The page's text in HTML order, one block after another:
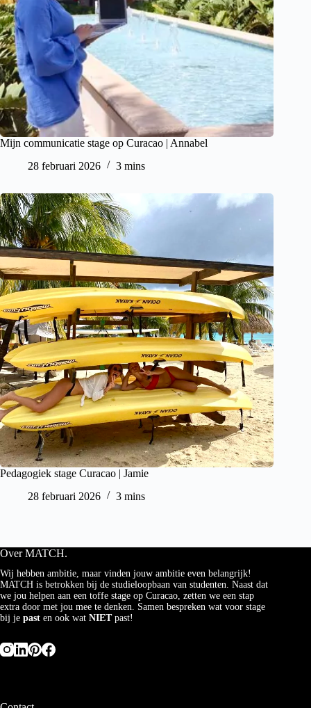
Mijn communicatie stage op Curacao | Annabel
28 februari 2026
3 mins
Pedagogiek stage Curacao | Jamie
28 februari 2026
3 mins
Over MATCH.
Wij hebben ambitie, maar vinden jouw ambitie even belangrijk!
MATCH is betrokken bij de studieloopbaan van studenten. Naast dat
we jou helpen aan een toffe stage op Curacao, zetten we een stap
extra door met jou mee te denken. Samen bespreken wat voor stage
bij je past en ook wat NIET past!